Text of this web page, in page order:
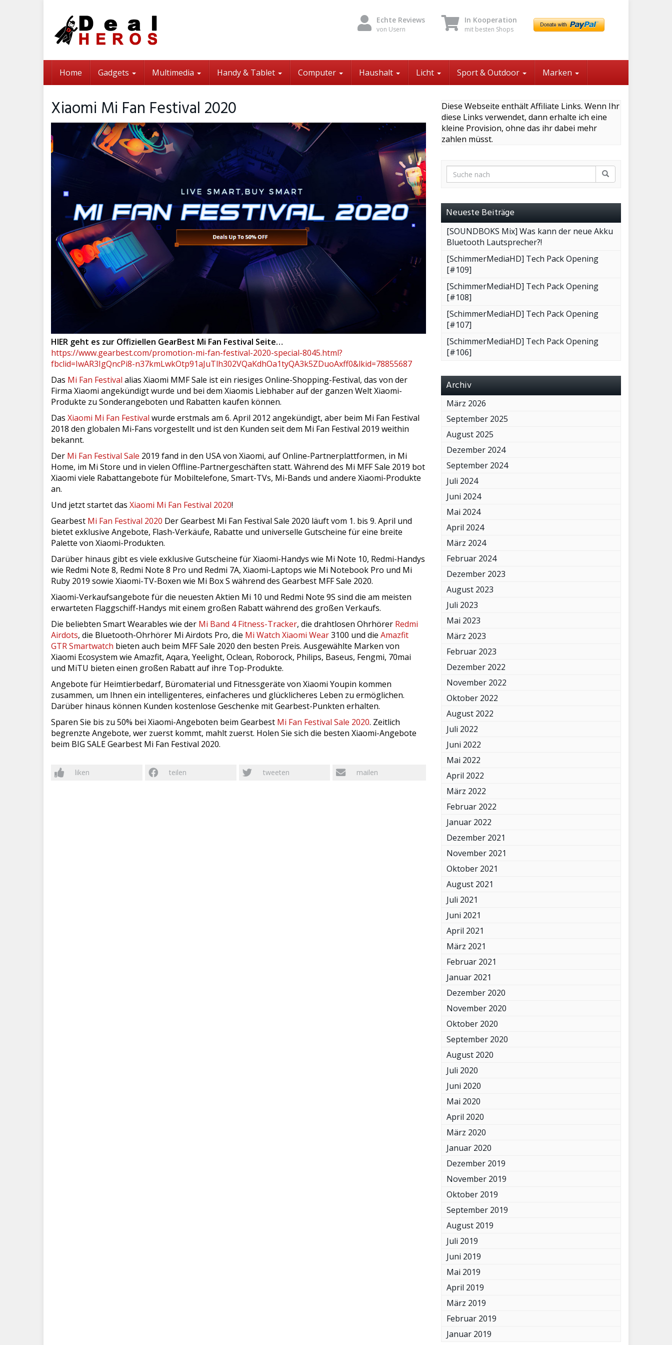
Echte Reviews
von Usern
In Kooperation
mit besten Shops
Home Gadgets Multimedia Handy & Tablet Computer Haushalt Licht Sport & Outdoor Marken
Xiaomi Mi Fan Festival 2020
HIER geht es zur Offiziellen GearBest Mi Fan Festival Seite…
https://www.gearbest.com/promotion-mi-fan-festival-2020-special-8045.html?
fbclid=IwAR3IgQncPi8-n37kmLwkOtp91aJuTlh302VQaKdhOa1tyQA3k5ZDuoAxff0&lkid=78855687
Das Mi Fan Festival alias Xiaomi MMF Sale ist ein riesiges Online-Shopping-Festival, das von der
Firma Xiaomi angekündigt wurde und bei dem Xiaomis Liebhaber auf der ganzen Welt Xiaomi-
Produkte zu Sonderangeboten und Rabatten kaufen können.
Das Xiaomi Mi Fan Festival wurde erstmals am 6. April 2012 angekündigt, aber beim Mi Fan Festival
2018 den globalen Mi-Fans vorgestellt und ist den Kunden seit dem Mi Fan Festival 2019 weithin
bekannt.
Der Mi Fan Festival Sale 2019 fand in den USA von Xiaomi, auf Online-Partnerplattformen, in Mi
Home, im Mi Store und in vielen Offline-Partnergeschäften statt. Während des Mi MFF Sale 2019 bot
Xiaomi viele Rabattangebote für Mobiltelefone, Smart-TVs, Mi-Bands und andere Xiaomi-Produkte
an.
Und jetzt startet das Xiaomi Mi Fan Festival 2020!
Gearbest Mi Fan Festival 2020 Der Gearbest Mi Fan Festival Sale 2020 läuft vom 1. bis 9. April und
bietet exklusive Angebote, Flash-Verkäufe, Rabatte und universelle Gutscheine für eine breite
Palette von Xiaomi-Produkten.
Darüber hinaus gibt es viele exklusive Gutscheine für Xiaomi-Handys wie Mi Note 10, Redmi-Handys
wie Redmi Note 8, Redmi Note 8 Pro und Redmi 7A, Xiaomi-Laptops wie Mi Notebook Pro und Mi
Ruby 2019 sowie Xiaomi-TV-Boxen wie Mi Box S während des Gearbest MFF Sale 2020.
Xiaomi-Verkaufsangebote für die neuesten Aktien Mi 10 und Redmi Note 9S sind die am meisten
erwarteten Flaggschiff-Handys mit einem großen Rabatt während des großen Verkaufs.
Die beliebten Smart Wearables wie der Mi Band 4 Fitness-Tracker, die drahtlosen Ohrhörer Redmi
Airdots, die Bluetooth-Ohrhörer Mi Airdots Pro, die Mi Watch Xiaomi Wear3100 und die Amazfit
GTR Smartwatch bieten auch beim MFF Sale 2020 den besten Preis. Ausgewählte Marken von
Xiaomi Ecosystem wie Amazfit, Aqara, Yeelight, Oclean, Roborock, Philips, Baseus, Fengmi, 70mai
und MiTU bieten einen großen Rabatt auf ihre Top-Produkte.
Angebote für Heimtierbedarf, Büromaterial und Fitnessgeräte von Xiaomi Youpin kommen
zusammen, um Ihnen ein intelligenteres, einfacheres und glücklicheres Leben zu ermöglichen.
Darüber hinaus können Kunden kostenlose Geschenke mit Gearbest-Punkten erhalten.
Sparen Sie bis zu 50% bei Xiaomi-Angeboten beim Gearbest Mi Fan Festival Sale 2020. Zeitlich
begrenzte Angebote, wer zuerst kommt, mahlt zuerst. Holen Sie sich die besten Xiaomi-Angebote
beim BIG SALE Gearbest Mi Fan Festival 2020.
liken teilen tweeten mailen
Diese Webseite enthält Affiliate Links. Wenn Ihr
diese Links verwendet, dann erhalte ich eine
kleine Provision, ohne das ihr dabei mehr
zahlen müsst.
Neueste Beiträge
[SOUNDBOKS Mix] Was kann der neue Akku
Bluetooth Lautsprecher?!
[SchimmerMediaHD] Tech Pack Opening
[#109]
[SchimmerMediaHD] Tech Pack Opening
[#108]
[SchimmerMediaHD] Tech Pack Opening
[#107]
[SchimmerMediaHD] Tech Pack Opening
[#106]
Archiv
März 2026
September 2025
August 2025
Dezember 2024
September 2024
Juli 2024
Juni 2024
Mai 2024
April 2024
März 2024
Februar 2024
Dezember 2023
August 2023
Juli 2023
Mai 2023
März 2023
Februar 2023
Dezember 2022
November 2022
Oktober 2022
August 2022
Juli 2022
Juni 2022
Mai 2022
April 2022
März 2022
Februar 2022
Januar 2022
Dezember 2021
November 2021
Oktober 2021
August 2021
Juli 2021
Juni 2021
April 2021
März 2021
Februar 2021
Januar 2021
Dezember 2020
November 2020
Oktober 2020
September 2020
August 2020
Juli 2020
Juni 2020
Mai 2020
April 2020
März 2020
Januar 2020
Dezember 2019
November 2019
Oktober 2019
September 2019
August 2019
Juli 2019
Juni 2019
Mai 2019
April 2019
März 2019
Februar 2019
Januar 2019